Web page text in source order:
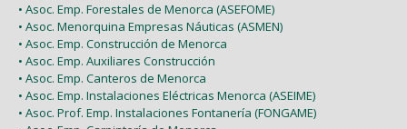
• Asoc. Emp. Forestales de Menorca (ASEFOME)
• Asoc. Menorquina Empresas Náuticas (ASMEN)
• Asoc. Emp. Construcción de Menorca
• Asoc. Emp. Auxiliares Construcción
• Asoc. Emp. Canteros de Menorca
• Asoc. Emp. Instalaciones Eléctricas Menorca (ASEIME)
• Asoc. Prof. Emp. Instalaciones Fontanería (FONGAME)